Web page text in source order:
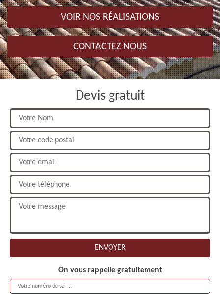
VOIR NOS RÉALISATIONS
CONTACTEZ NOUS
Devis gratuit
On vous rappelle gratuitement